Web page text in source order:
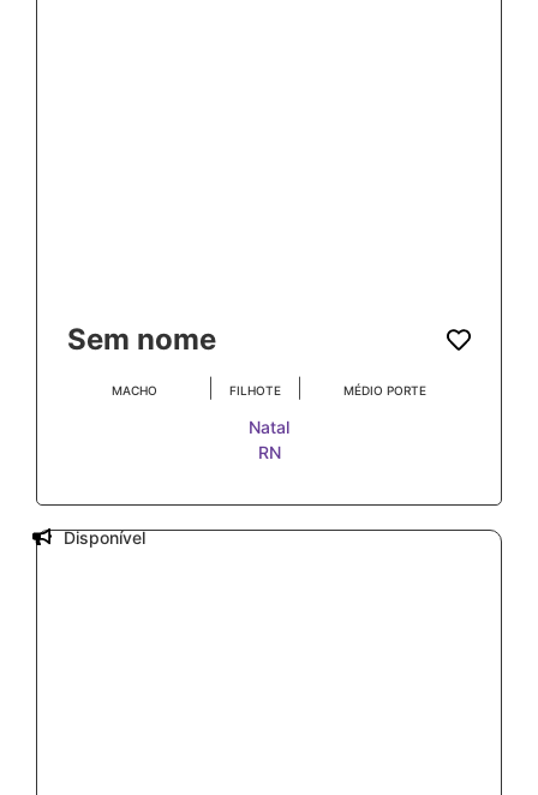
Sem nome
MACHO FILHOTE MÉDIO PORTE
Natal
RN
Disponível